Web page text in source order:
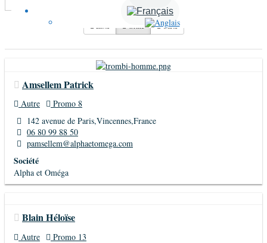
Liste Grille Carte
Amsellem Patrick
Autre
Promo 8
142 avenue de Paris,Vincennes,France
06 80 99 88 50
pamsellem@alphaetomega.com
Société
Alpha et Oméga
Blain Héloïse
Autre
Promo 13